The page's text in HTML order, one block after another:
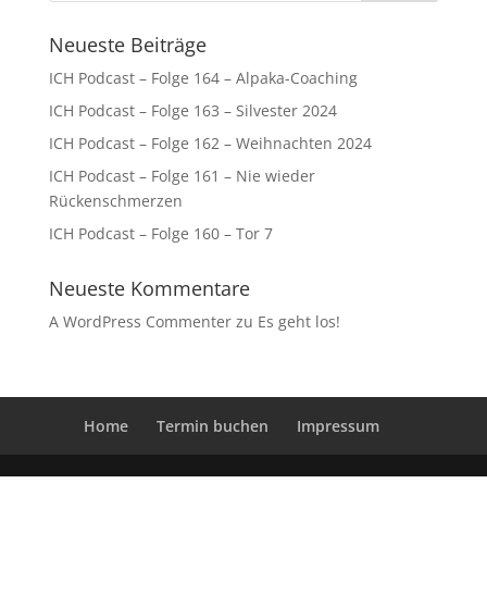
Neueste Beiträge
ICH Podcast – Folge 164 – Alpaka-Coaching
ICH Podcast – Folge 163 – Silvester 2024
ICH Podcast – Folge 162 – Weihnachten 2024
ICH Podcast – Folge 161 – Nie wieder
Rückenschmerzen
ICH Podcast – Folge 160 – Tor 7
Neueste Kommentare
A WordPress Commenterzu Es geht los!
Home Termin buchen Impressum